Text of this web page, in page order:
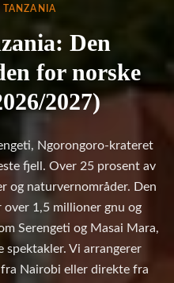
TANZANIA
Den
for norske
2027)
Ngorongoro-krateret
fjell. Over 25 prosent av
og naturvernområder. Den
1,5 millioner gnu og
Serengeti og Masai Mara,
spektakler. Vi arrangerer
Nairobi eller direkte fra